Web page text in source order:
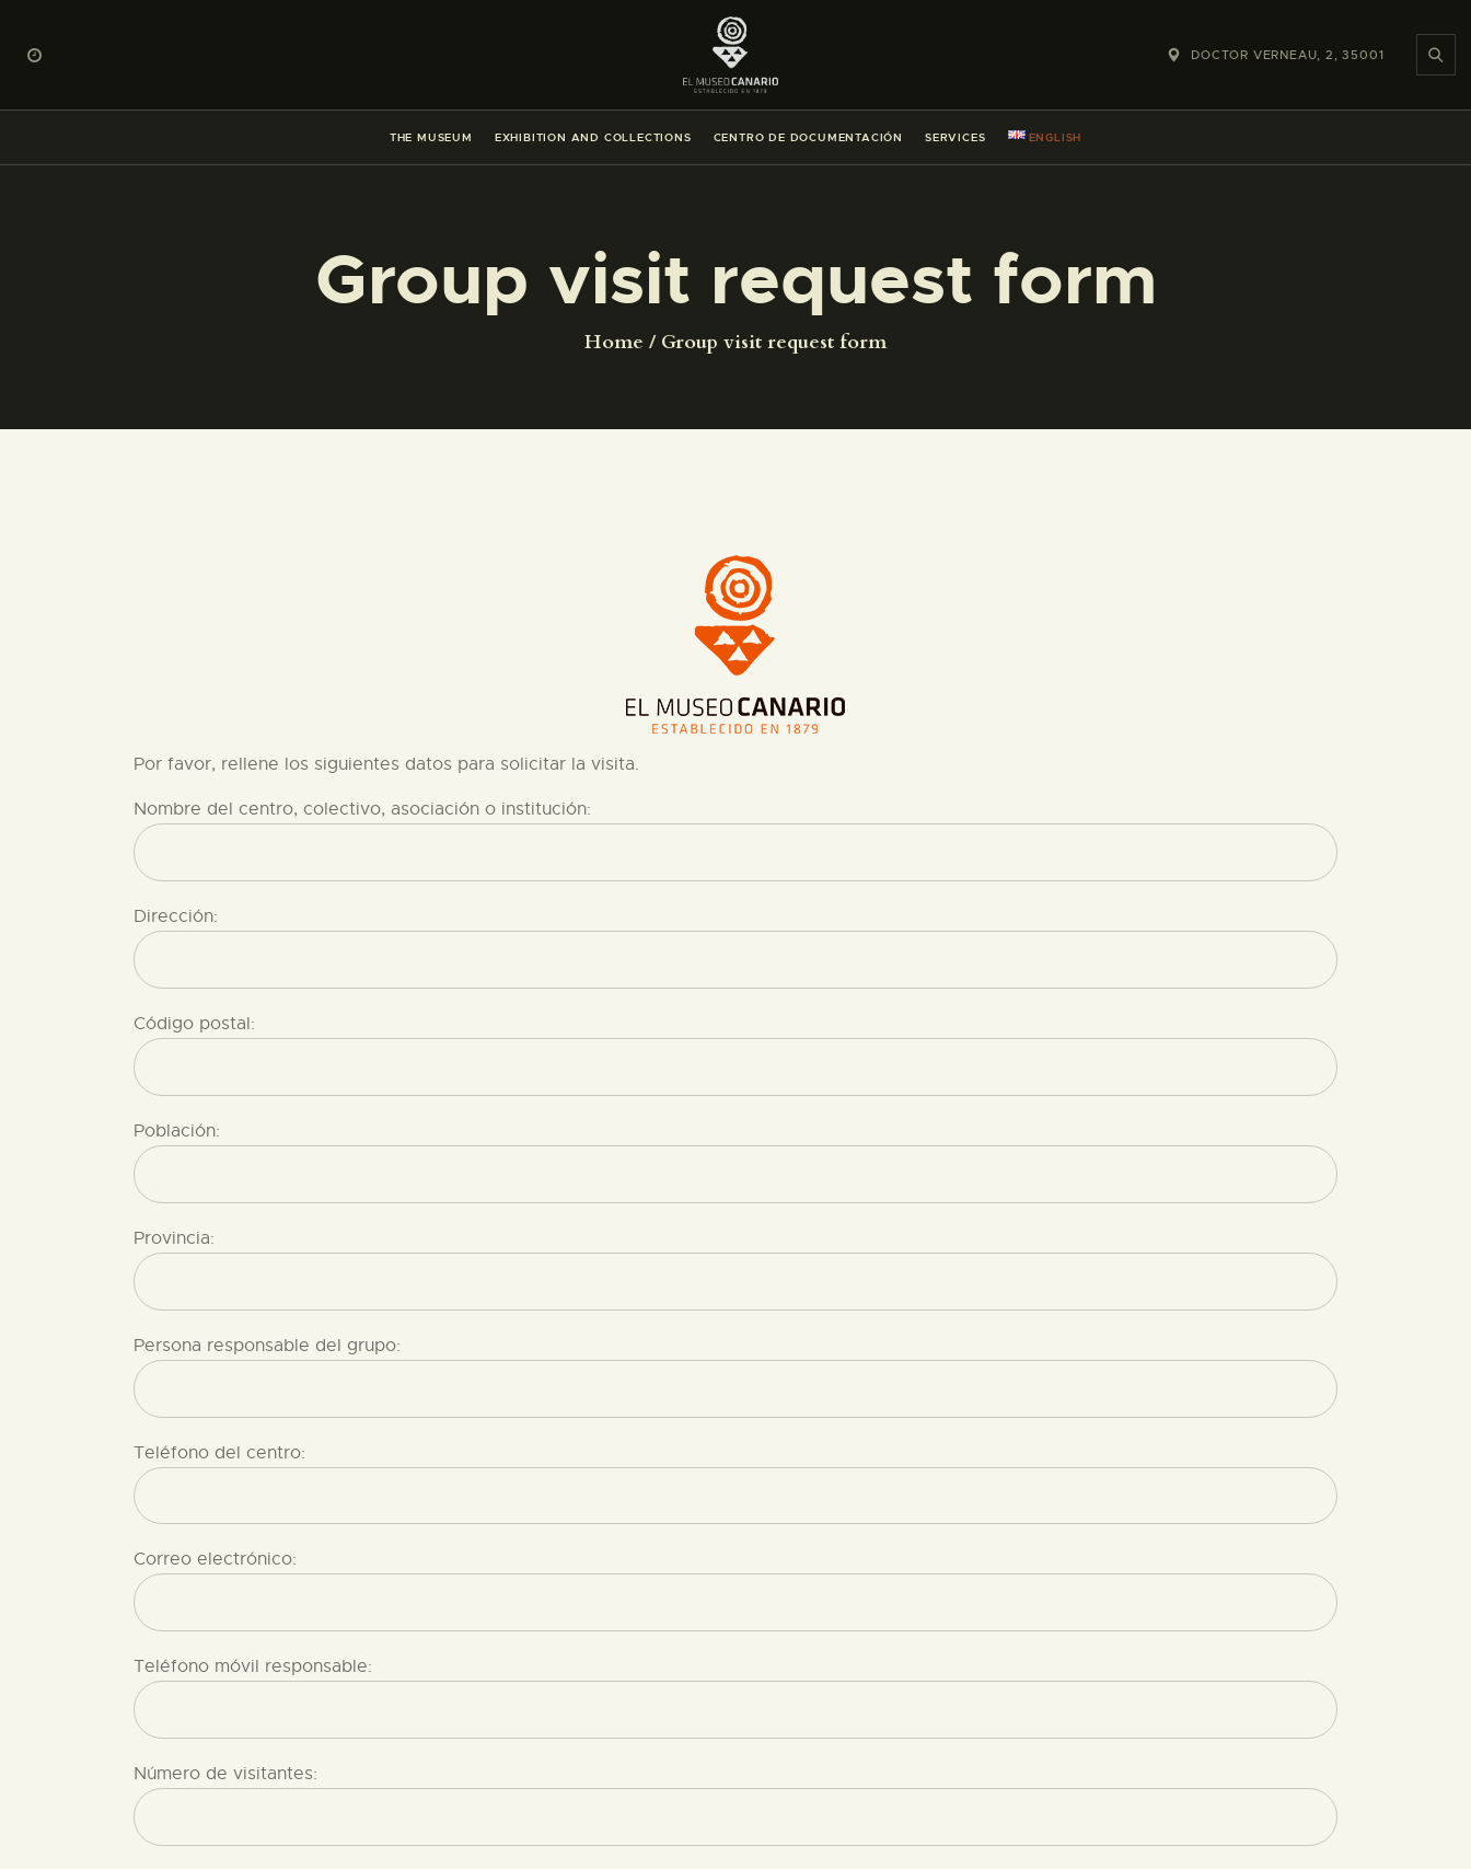
DOCTOR VERNEAU, 2, 35001
THE MUSEUM EXHIBITION AND COLLECTIONS CENTRO DE DOCUMENTACIÓN SERVICES ENGLISH
Group visit request form
Home Group visit request form
EXHIBITION AND COLLECTIONS
CENTRO DE DOCUMENTACIÓN
ENGLISH
Por favor, rellene los siguientes datos para solicitar la visita.
Nombre del centro, colectivo, asociación o institución:
Dirección:
Código postal:
Población:
Provincia:
Persona responsable del grupo:
Teléfono del centro:
Correo electrónico:
Teléfono móvil responsable:
Número de visitantes: